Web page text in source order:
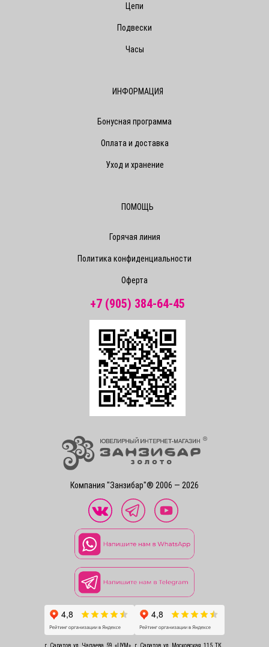
Компания "Занзибар"® 2006 — 2026
Цепи
Подвески
Часы
ИНФОРМАЦИЯ
Бонусная программа
Оплата и доставка
Уход и хранение
ПОМОЩЬ
Горячая линия
Политика конфиденциальности
Оферта
+7 (905) 384-64-45